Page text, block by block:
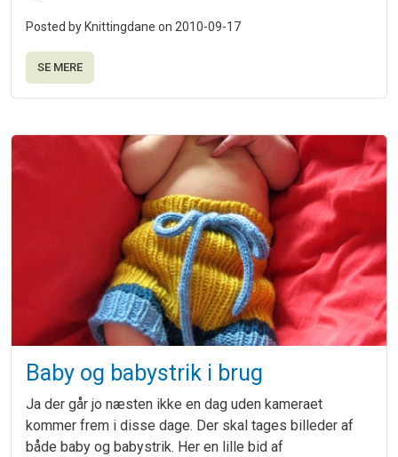
Posted by Knittingdane on 2010-09-17
SE MERE
Baby og babystrik i brug
Ja der går jo næsten ikke en dag uden kameraet
kommer frem i disse dage. Der skal tages billeder af
både baby og babystrik. Her en lille bid af